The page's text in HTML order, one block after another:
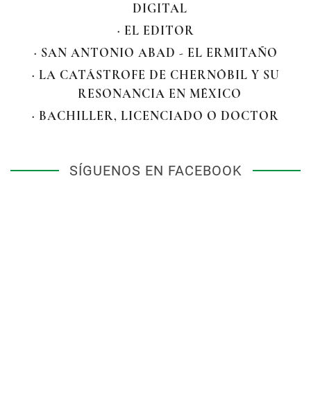
DIGITAL
· EL EDITOR
· SAN ANTONIO ABAD - EL ERMITAÑO
· LA CATÁSTROFE DE CHERNÓBIL Y SU
RESONANCIA EN MÉXICO
· BACHILLER, LICENCIADO O DOCTOR
SÍGUENOS EN FACEBOOK